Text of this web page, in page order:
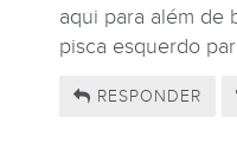
aqui para além de
pisca esquerdo
RESPONDER